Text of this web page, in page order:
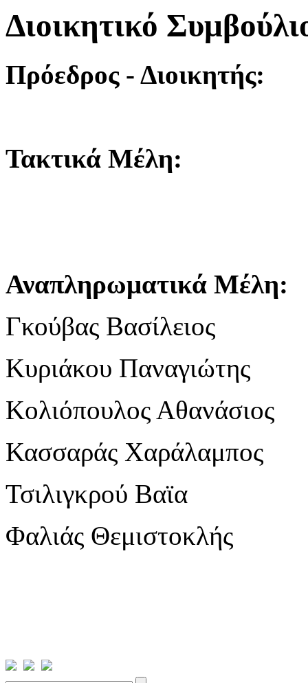
Διοικητικό
Πρόεδρος- Διοικητής:
Τακτικά Μέλη:
Αναπληρωματικά Μέλη:
Γκούβας Βασίλειος
Κυριάκου Παναγιώτης
Κολιόπουλος Αθανάσιος
Κασσαράς Χαράλαμπος
Τσιλιγκρού Βαϊα
Φαλιάς Θεμιστοκλής